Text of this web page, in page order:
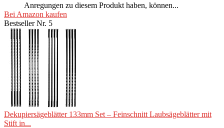
Anregungen zu diesem Produkt haben, können...
Bei Amazon kaufen
Bestseller Nr. 5
Dekupiersägeblätter 133mm Set – Feinschnitt Laubsägeblätter mit
Stift in...